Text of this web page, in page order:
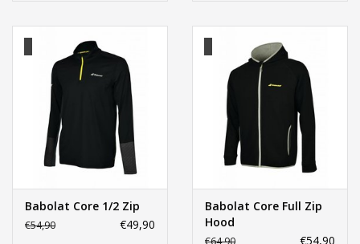
Babolat Core 1/2 Zip
€54,90 €49,90
Babolat Core Full Zip
Hood
€54,90